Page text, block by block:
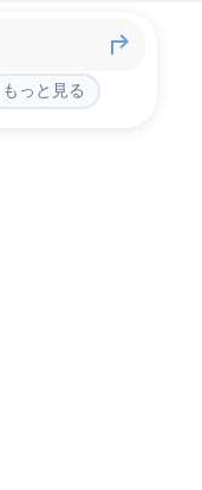
もっと見る